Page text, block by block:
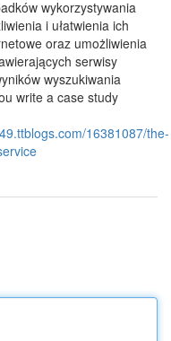
wykorzystywania
i ułatwienia ich
oraz umożliwienia
serwisy
wyszukiwania
write a case study
16381087/the-